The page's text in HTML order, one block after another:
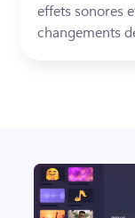
effets sonores
changements